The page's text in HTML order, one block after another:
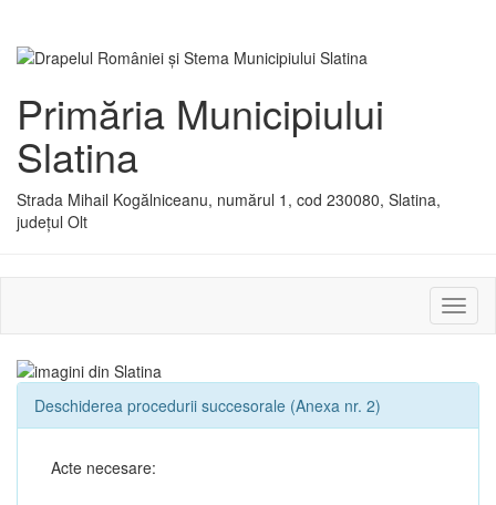
Primăria Municipiului
Slatina
Strada Mihail Kogălniceanu, numărul 1, cod 230080, Slatina,
județul Olt
sau
Deschiderea procedurii succesorale (Anexa nr. 2)
Acte necesare: